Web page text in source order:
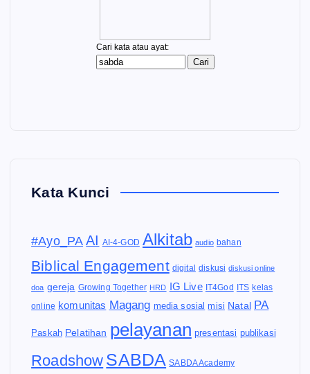
Kata Kunci
#Ayo_PA AI AI-4-GOD Alkitab audio bahan
Biblical Engagement digital diskusi diskusi online
doa gereja Growing Together HRD IG Live IT4God ITS kelas
online komunitas Magang media sosial misi Natal PA
Paskah Pelatihan pelayanan presentasi publikasi
Roadshow SABDA SABDA Academy